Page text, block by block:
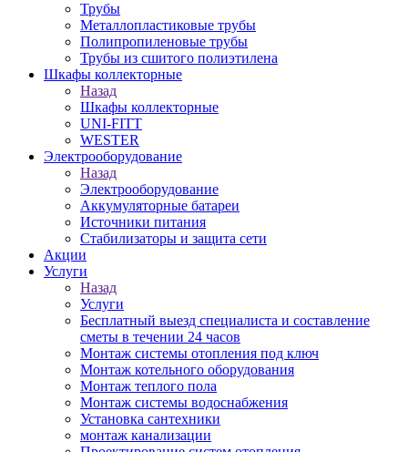
Трубы
Металлопластиковые трубы
Полипропиленовые трубы
Трубы из сшитого полиэтилена
Шкафы коллекторные
Назад
Шкафы коллекторные
UNI-FITT
WESTER
Электрооборудование
Назад
Электрооборудование
Аккумуляторные батареи
Источники питания
Стабилизаторы и защита сети
Акции
Услуги
Назад
Услуги
Бесплатный выезд специалиста и составление
сметы в течении 24 часов
Монтаж системы отопления под ключ
Монтаж котельного оборудования
Монтаж теплого пола
Монтаж системы водоснабжения
Установка сантехники
монтаж канализации